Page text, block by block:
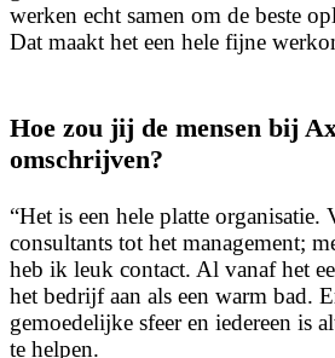
werken echt samen om de beste
Dat maakt het een hele fijne
Hoe zou jij de mensen bij
omschrijven?
“Het is een hele platte organisatie.
consultants tot het management;
heb ik leuk contact. Al vanaf het
het bedrijf aan als een warm bad.
gemoedelijke sfeer en iedereen is
te helpen.